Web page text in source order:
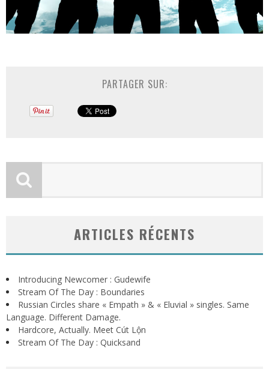
PARTAGER SUR:
ARTICLES RÉCENTS
Introducing Newcomer : Gudewife
Stream Of The Day : Boundaries
Russian Circles share « Empath » & « Eluvial » singles. Same
Language. Different Damage.
Hardcore, Actually. Meet Cút Lộn
Stream Of The Day : Quicksand